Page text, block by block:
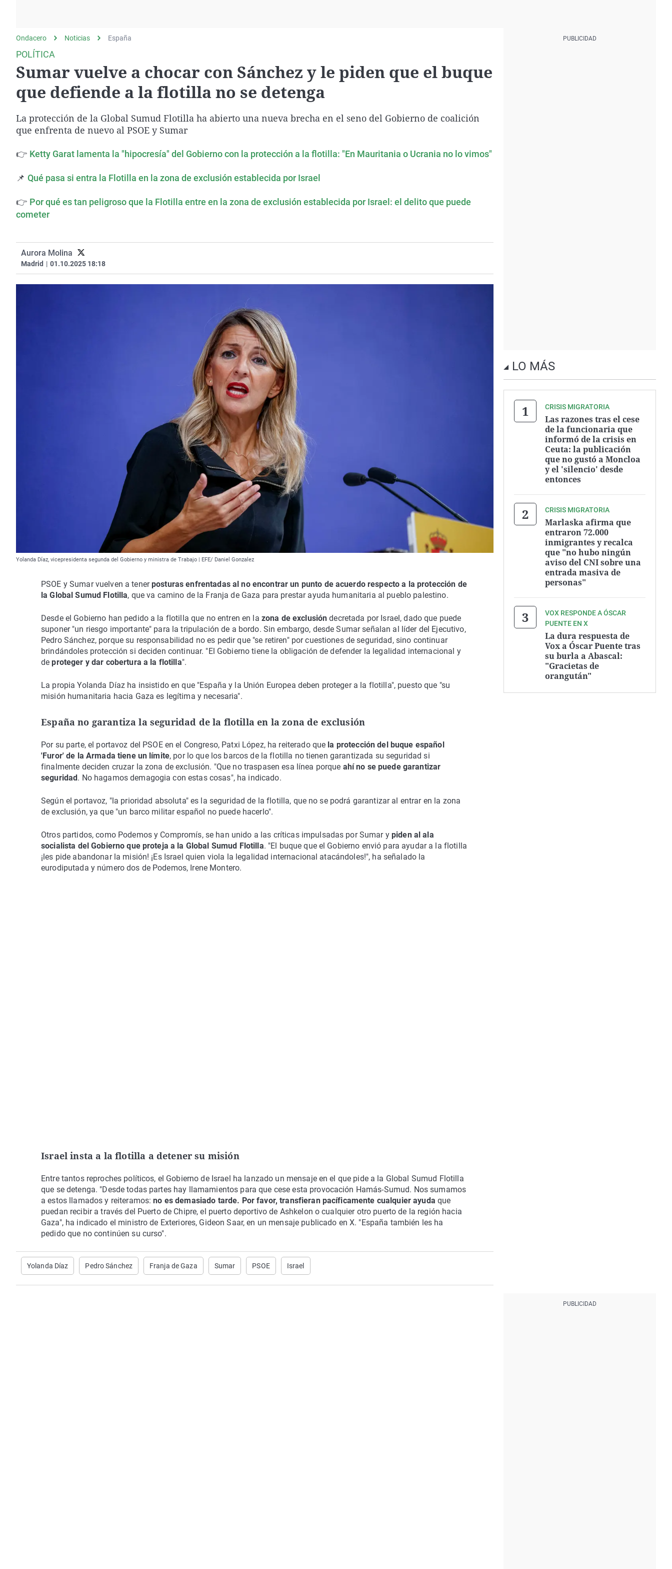
Como el perro y elEquipo de investigación
País Vasco
Ondacero Noticias España
POLÍTICA
Sumar vuelve a chocar con Sánchez y le piden que el buque
que defiende a la flotilla no se detenga
La protección de la Global Sumud Flotilla ha abierto una nueva brecha en el seno del Gobierno de coalición
que enfrenta de nuevo al PSOE y Sumar
👉 Ketty Garat lamenta la "hipocresía" del Gobierno con la protección a la flotilla: "En Mauritania o Ucrania no lo vimos"
📌 Qué pasa si entra la Flotilla en la zona de exclusión establecida por Israel
👉 Por qué es tan peligroso que la Flotilla entre en la zona de exclusión establecida por Israel: el delito que puede
cometer
Aurora Molina
Madrid | 01.10.2025 18:18
Yolanda Díaz, vicepresidenta segunda del Gobierno y ministra de Trabajo | EFE/ Daniel Gonzalez
PSOE y Sumar vuelven a tenerposturas enfrentadas al no encontrar un punto de acuerdo respecto a la protección de
la Global Sumud Flotilla, que va camino de la Franja de Gaza para prestar ayuda humanitaria al pueblo palestino.
Desde el Gobierno han pedido a la flotilla que no entren en la zona de exclusión decretada por Israel, dado que puede
suponer "un riesgo importante" para la tripulación de a bordo. Sin embargo, desde Sumar señalan al líder del Ejecutivo,
Pedro Sánchez, porque su responsabilidad no es pedir que "se retiren" por cuestiones de seguridad, sino continuar
brindándoles protección si deciden continuar. "El Gobierno tiene la obligación de defender la legalidad internacional y
deproteger y dar cobertura a la flotilla".
La propia Yolanda Díaz ha insistido en que "España y la Unión Europea deben proteger a la flotilla", puesto que "su
misión humanitaria hacia Gaza es legítima y necesaria".
España no garantiza la seguridad de la flotilla en la zona de exclusión
Por su parte, el portavoz del PSOE en el Congreso, Patxi López, ha reiterado que la protección del buque español
'Furor' de la Armada tiene un límite, por lo que los barcos de la flotilla no tienen garantizada su seguridad si
finalmente deciden cruzar la zona de exclusión. "Que no traspasen esa línea porque ahí no se puede garantizar
seguridad . No hagamos demagogia con estas cosas", ha indicado.
Según el portavoz, "la prioridad absoluta" es la seguridad de la flotilla, que no se podrá garantizar al entrar en la zona
de exclusión, ya que "un barco militar español no puede hacerlo".
Otros partidos, como Podemos y Compromís, se han unido a las críticas impulsadas por Sumar ypiden al ala
socialista del Gobierno que proteja a la Global Sumud Flotilla. "El buque que el Gobierno envió para ayudar a la flotilla
¡les pide abandonar la misión! ¡Es Israel quien viola la legalidad internacional atacándoles!", ha señalado la
eurodiputada y número dos de Podemos, Irene Montero.
Israel insta a la flotilla a detener su misión
Entre tantos reproches políticos, el Gobierno de Israel ha lanzado un mensaje en el que pide a la Global Sumud Flotilla
que se detenga. "Desde todas partes hay llamamientos para que cese esta provocación Hamás-Sumud. Nos sumamos
a estos llamados y reiteramos:no es demasiado tarde. Por favor, transfieran pacíficamente cualquier ayuda que
puedan recibir a través del Puerto de Chipre, el puerto deportivo de Ashkelon o cualquier otro puerto de la región hacia
Gaza", ha indicado el ministro de Exteriores, Gideon Saar, en un mensaje publicado en X. "España también les ha
pedido que no continúen su curso".
Yolanda Díaz Pedro Sánchez Franja de Gaza Sumar PSOE Israel
LO MÁS
CRISIS MIGRATORIA
Las razones tras el cese
de la funcionaria que
informó de la crisis en
Ceuta: la publicación
que no gustó a Moncloa
y el 'silencio' desde
entonces
CRISIS MIGRATORIA
Marlaska afirma que
entraron 72.000
inmigrantes y recalca
que "no hubo ningún
aviso del CNI sobre una
entrada masiva de
personas"
VOX RESPONDE A ÓSCAR
PUENTE EN X
La dura respuesta de
Vox a Óscar Puente tras
su burla a Abascal:
"Gracietas de
orangután"